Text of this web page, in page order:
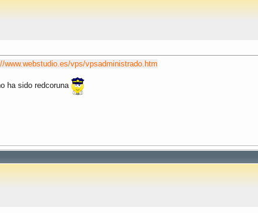
www.webstudio.es/vps/vpsadministrado.htm
ha sido redcoruna